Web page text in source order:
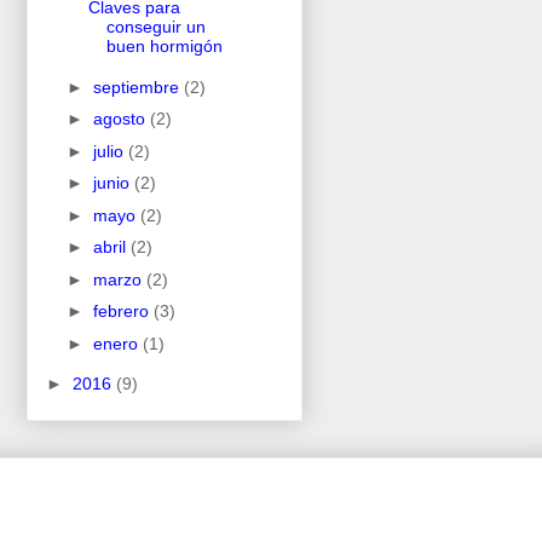
Claves para
conseguir un
buen hormigón
► septiembre (2)
► agosto (2)
► julio (2)
► junio (2)
► mayo (2)
► abril (2)
► marzo (2)
► febrero (3)
► enero (1)
► 2016 (9)